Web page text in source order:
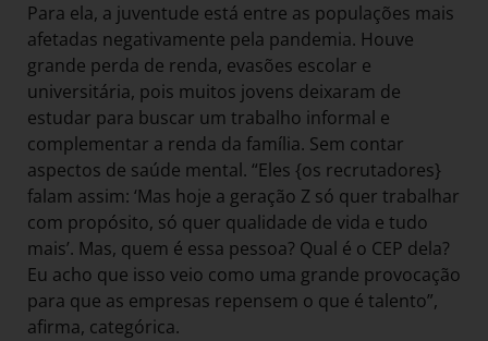
Para ela, a juventude está entre as populações mais
afetadas negativamente pela pandemia. Houve
grande perda de renda, evasões escolar e
universitária, pois muitos jovens deixaram de
estudar para buscar um trabalho informal e
complementar a renda da família. Sem contar
aspectos de saúde mental. “Eles {os recrutadores}
falam assim: ‘Mas hoje a geração Z só quer trabalhar
com propósito, só quer qualidade de vida e tudo
mais’. Mas, quem é essa pessoa? Qual é o CEP dela?
Eu acho que isso veio como uma grande provocação
para que as empresas repensem o que é talento”,
afirma, categórica.